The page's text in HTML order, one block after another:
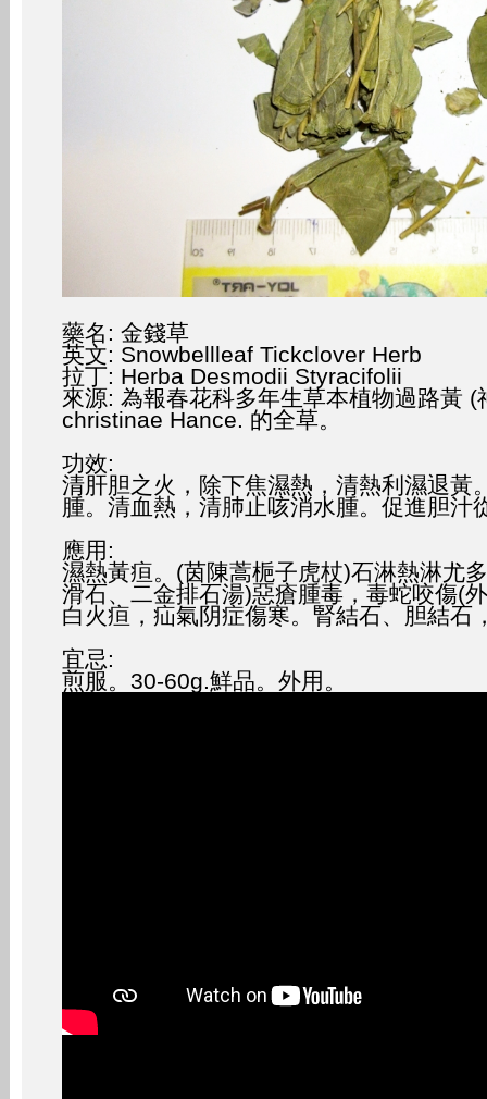
藥名: 金錢草
英文: Snowbellleaf Tickclover Herb
拉丁: Herba Desmodii Styracifolii
來源: 為報春花科多年生草本植物過路黃
christinae Hance. 的全草。
功效:
清肝胆之火，除下焦濕熱，清熱利濕退黃
腫。清血熱，清肺止咳消水腫。促進胆汁
應用:
濕熱黃疸。(茵陳蒿梔子虎杖)石淋熱淋尤
滑石、二金排石湯)惡瘡腫毒，毒蛇咬傷(
白火疸，疝氣阴症傷寒。腎結石、胆結石
宜忌:
煎服。30-60g.鮮品。外用。